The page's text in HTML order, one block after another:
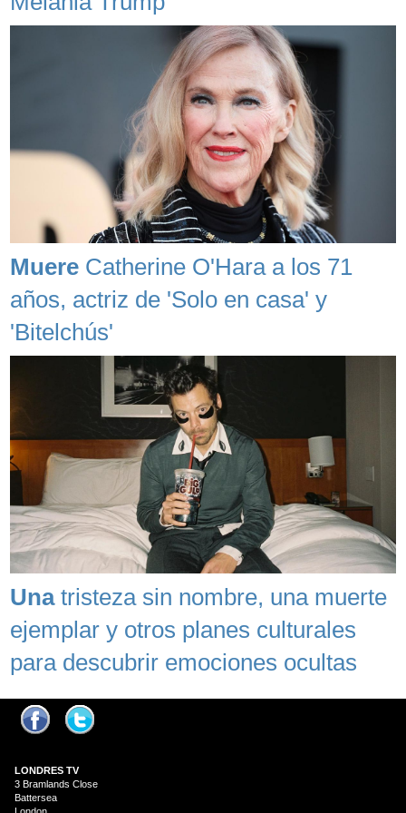
Muere Catherine O'Hara a los 71
años, actriz de 'Solo en casa' y
'Bitelchús'
Unatristeza sin nombre, una muerte
ejemplar y otros planes culturales
para descubrir emociones ocultas
LONDRES TV
3 Bramlands Close
Battersea
London